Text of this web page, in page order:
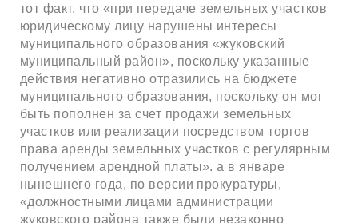
тот факт, что «при передаче земельных участков
юридическому лицу нарушены интересы
муниципального образования «жуковский
муниципальный район», поскольку указанные
действия негативно отразились на бюджете
муниципального образования, поскольку он мог
быть пополнен за счет продажи земельных
участков или реализации посредством торгов
права аренды земельных участков с регулярным
получением арендной платы». а в январе
нынешнего года, по версии прокуратуры,
«должностными лицами администрации
жуковского района также были незаконно